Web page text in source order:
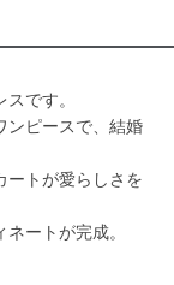
です。
ンピースで、結婚
ートが愛らしさを
ートが完成。